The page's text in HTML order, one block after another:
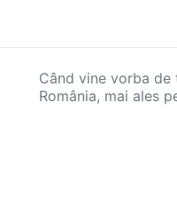
Când vine vorba
România, mai ales